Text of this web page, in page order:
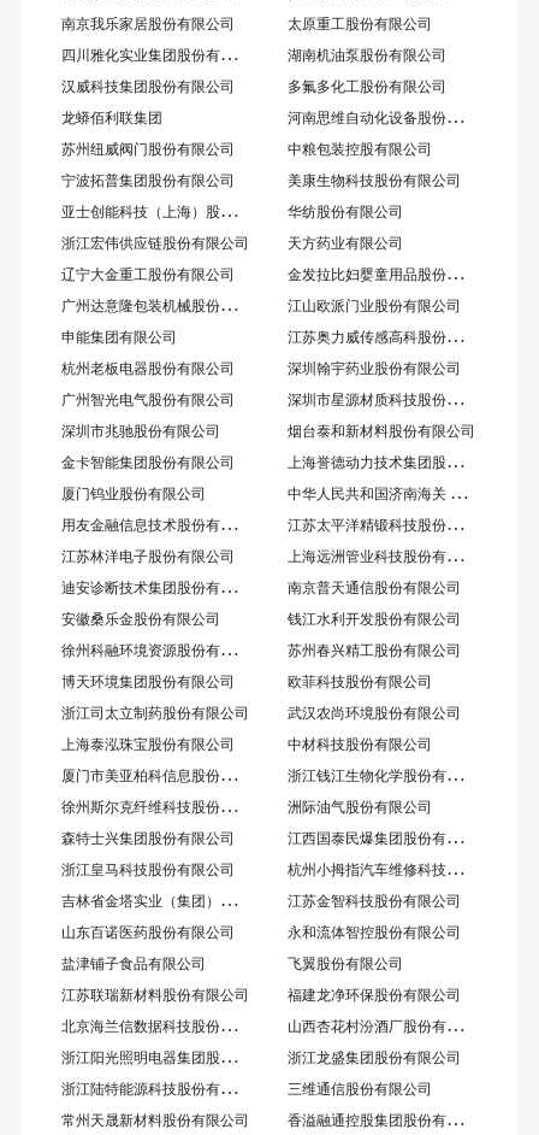
南京我乐家居股份有限公司 太原重工股份有限公司
四
川雅化实业集团股份有限公司
湖南机油泵股份有限公司
汉威科技集团股份有限公司
多氟多化工股份有限公司
龙蟒佰利联集团
河
南思维自动化设备股份有限公司
苏州纽威阀门股份有限公司
中粮包装控股有限公司
宁波拓普集团股份有限公司
美康生物科技股份有限公司
亚
士创能科技（上海）股份有限公司
华纺股份有限公司
浙江宏伟供应链股份有限公司
天方药业有限公司
辽宁大金重工股份有限公司
金
发拉比妇婴童用品股份有限公司
广
州达意隆包装机械股份有限公司
江山欧派门业股份有限公司
申能集团有限公司
江
苏奥力威传感高科股份有限公司
杭州老板电器股份有限公司
深圳翰宇药业股份有限公司
广州智光电气股份有限公司
深
圳市星源材质科技股份有限公司
深圳市兆驰股份有限公司
烟台泰和新材料股份有限公司
金卡智能集团股份有限公司
上
海誉德动力技术集团股份有限公司
厦门钨业股份有限公司 中
华人民共和国济南海关 山东浪潮软件公司
用
友金融信息技术股份有限公司 江
苏太平洋精锻科技股份有限公司
江苏林洋电子股份有限公司 上
海远洲管业科技股份有限公司
迪
安诊断技术集团股份有限公司
南京普天通信股份有限公司
安徽桑乐金股份有限公司
钱江水利开发股份有限公司
徐
州科融环境资源股份有限公司
苏州春兴精工股份有限公司
博天环境集团股份有限公司
欧菲科技股份有限公司
浙江司太立制药股份有限公司
武汉农尚环境股份有限公司
上海泰泓珠宝股份有限公司
中材科技股份有限公司
厦
门市美亚柏科信息股份有限公司 浙
江钱江生物化学股份有限公司
徐
州斯尔克纤维科技股份有限公司
洲际油气股份有限公司
森特士兴集团股份有限公司
江
西国泰民爆集团股份有限公司
浙江皇马科技股份有限公司 杭
州小拇指汽车维修科技股份有限公司
吉
林省金塔实业（集团）股份有限公司
江苏金智科技股份有限公司
山东百诺医药股份有限公司
永和流体智控股份有限公司
盐津铺子食品有限公司
飞翼股份有限公司
江苏联瑞新材料股份有限公司
福建龙净环保股份有限公司
北
京海兰信数据科技股份有限公司 山
西杏花村汾酒厂股份有限公司
浙
江阳光照明电器集团股份有限公司 浙江龙盛集团股份有限公司
浙
江陆特能源科技股份有限公司
三维通信股份有限公司
常州天晟新材料股份有限公司
香
溢融通控股集团股份有限公司